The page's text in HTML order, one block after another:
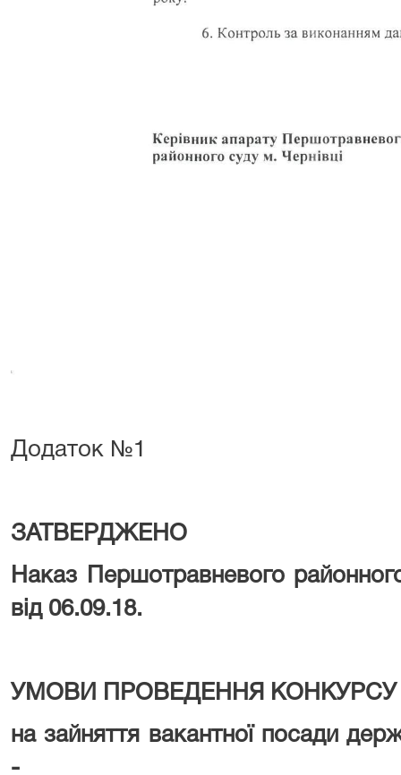
Додаток №1
ЗАТВЕРДЖЕНО
Наказ Першотравневого
від 06.09.18.
УМОВИ ПРОВЕДЕННЯ КОНКУРСУ
на зайняття вакантної посади
-